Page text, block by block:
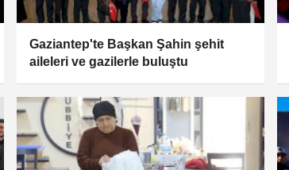
Gaziantep'te Başkan Şahin şehit
aileleri ve gazilerle buluştu